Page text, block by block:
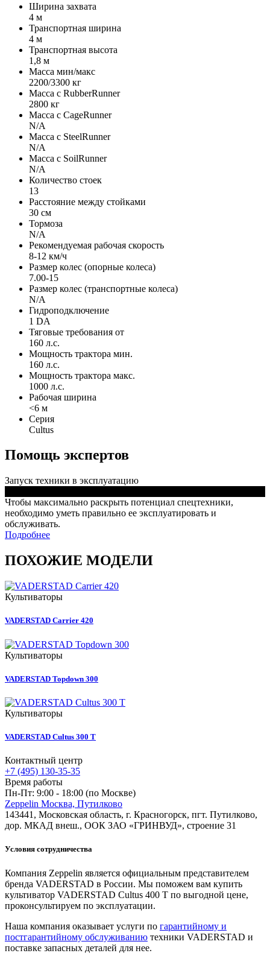
Ширина захвата
4 м
Транспортная ширина
4 м
Транспортная высота
1,8 м
Масса мин/макс
2200/3300 кг
Масса с RubberRunner
2800 кг
Масса с CageRunner
N/A
Масса с SteelRunner
N/A
Масса с SoilRunner
N/A
Количество стоек
13
Расстояние между стойками
30 см
Тормоза
N/A
Рекомендуемая рабочая скорость
8-12 км/ч
Размер колес (опорные колеса)
7.00-15
Размер колес (транспортные колеса)
N/A
Гидроподключение
1 DA
Тяговые требования от
160 л.с.
Мощность трактора мин.
160 л.с.
Мощность трактора макс.
1000 л.с.
Рабочая ширина
<6 м
Серия
Cultus
Помощь экспертов
Запуск техники в эксплуатацию
Чтобы максимально раскрыть потенциал спецтехники,
необходимо уметь правильно ее эксплуатировать и
обслуживать.
Подробнее
ПОХОЖИЕ МОДЕЛИ
Культиваторы
VADERSTAD Carrier 420
Культиваторы
VADERSTAD Topdown 300
Культиваторы
VADERSTAD Cultus 300 T
Контактный центр
+7 (495) 130-35-35
Время работы
Пн-Пт: 9:00 - 18:00 (по Москве)
Zeppelin Москва, Путилково
143441, Московская область, г. Красногорск, пгт. Путилково,
дор. МКАД внеш., ООК ЗАО «ГРИНВУД», строение 31
Условия сотрудничества
Компания Zeppelin является официальным представителем
бренда VADERSTAD в России. Мы поможем вам купить
культиватор VADERSTAD Cultus 400 T по выгодной цене,
проконсультируем по эксплуатации.
Наша компания оказывает услуги по гарантийному и
постгарантийному обслуживанию техники VADERSTAD и
поставке запасных деталей для нее.